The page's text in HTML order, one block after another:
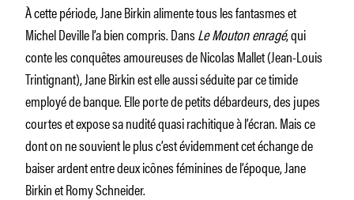
À cette période, Jane Birkin alimente tous les fantasmes et
Michel Deville l’a bien compris. DansLe Mouton enragé, qui
conte les conquêtes amoureuses de Nicolas Mallet (Jean-Louis
Trintignant), Jane Birkin est elle aussi séduite par ce timide
employé de banque. Elle porte de petits débardeurs, des jupes
courtes et expose sa nudité quasi rachitique à l’écran. Mais ce
dont on ne souvient le plus c’est évidemment cet échange de
baiser ardent entre deux icônes féminines de l’époque, Jane
Birkin et Romy Schneider.